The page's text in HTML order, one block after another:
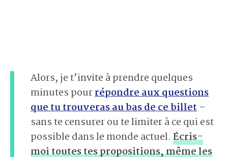
Alors, je t’invite à prendre quelques
minutes pourrépondre aux questions
que tu trouveras au bas de ce billet –
sans te censurer ou te limiter à ce qui est
possible dans le monde actuel. Écris-
moi toutes tes propositions, même les